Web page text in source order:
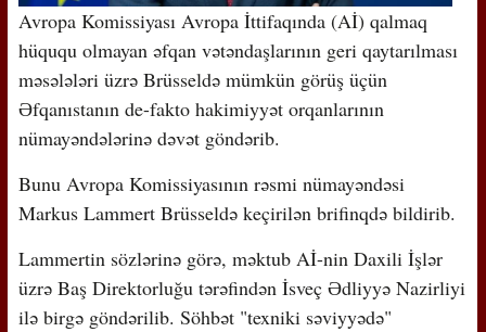
Avropa Komissiyası Avropa İttifaqında (Aİ) qalmaq
hüququ olmayan əfqan vətəndaşlarının geri qaytarılması
məsələləri üzrə Brüsseldə mümkün görüş üçün
Əfqanıstanın de-fakto hakimiyyət orqanlarının
nümayəndələrinə dəvət göndərib.
Bunu Avropa Komissiyasının rəsmi nümayəndəsi
Markus Lammert Brüsseldə keçirilən brifinqdə bildirib.
Lammertin sözlərinə görə, məktub Aİ-nin Daxili İşlər
üzrə Baş Direktorluğu tərəfindən İsveç Ədliyyə Nazirliyi
ilə birgə göndərilib. Söhbət "texniki səviyyədə"